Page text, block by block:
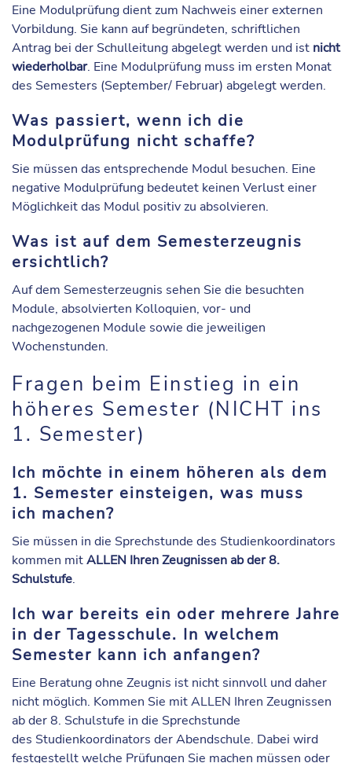
Eine Modulprüfung dient zum Nachweis einer externen
Vorbildung. Sie kann auf begründeten, schriftlichen
Antrag bei der Schulleitung abgelegt werden und ist nicht
wiederholbar. Eine Modulprüfung muss im ersten Monat
des Semesters (September/ Februar) abgelegt werden.
Was passiert, wenn ich die
Modulprüfung nicht schaffe?
Sie müssen das entsprechende Modul besuchen. Eine
negative Modulprüfung bedeutet keinen Verlust einer
Möglichkeit das Modul positiv zu absolvieren.
Was ist auf dem Semesterzeugnis
ersichtlich?
Auf dem Semesterzeugnis sehen Sie die besuchten
Module, absolvierten Kolloquien, vor- und
nachgezogenen Module sowie die jeweiligen
Wochenstunden.
Fragen beim Einstieg in ein
höheres Semester (NICHT ins
1. Semester)
Ich möchte in einem höheren als dem
1. Semester einsteigen, was muss
ich machen?
Sie müssen in die Sprechstunde des Studienkoordinators
kommen mitALLEN Ihren Zeugnissen ab der 8.
Schulstufe.
Ich war bereits ein oder mehrere Jahre
in der Tagesschule. In welchem
Semester kann ich anfangen?
Eine Beratung ohne Zeugnis ist nicht sinnvoll und daher
nicht möglich. Kommen Sie mit ALLEN Ihren Zeugnissen
ab der 8. Schulstufe in die Sprechstunde
des Studienkoordinators der Abendschule. Dabei wird
festgestellt welche Prüfungen Sie machen müssen oder